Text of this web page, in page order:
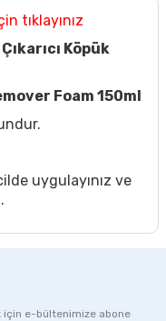
tıklayınız
Köpük
Foam 150ml
uygulayınız ve
için e-bültenimize abone